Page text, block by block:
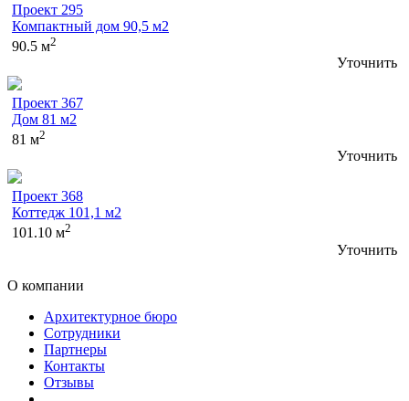
Проект 295
Компактный дом 90,5 м2
90.5 м2
Уточнить
Проект 367
Дом 81 м2
81 м2
Уточнить
Проект 368
Коттедж 101,1 м2
101.10 м2
Уточнить
О компании
Архитектурное бюро
Сотрудники
Партнеры
Контакты
Отзывы